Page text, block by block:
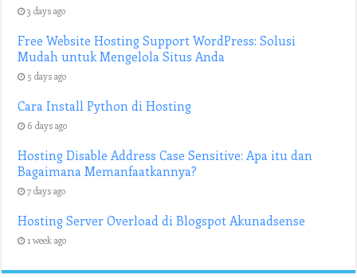
3 days ago
Free Website Hosting Support WordPress: Solusi
Mudah untuk Mengelola Situs Anda
5 days ago
Cara Install Python di Hosting
6 days ago
Hosting Disable Address Case Sensitive: Apa itu dan
Bagaimana Memanfaatkannya?
7 days ago
Hosting Server Overload di Blogspot Akunadsense
1 week ago